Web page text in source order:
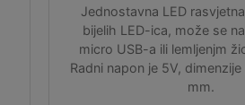
Jednostavna LED
bijelih LED-ica, može se
micro USB-a ili lemljenjm
Radni napon je 5V,
mm.